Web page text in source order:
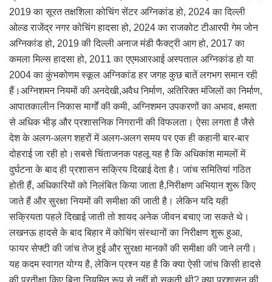
2019 का सूरत तक्षशिला कोचिंग सेंटर अग्निकांड हो, 2024 का दिल्ली
ओल्ड राजेंद्र नगर कोचिंग हादसा हो, 2024 का राजकोट टीआरपी गेम जोन
अग्निकांड हो, 2019 की दिल्ली अनाज मंडी फैक्ट्री आग हो, 2017 का
कमला मिल्स हादसा हो, 2011 का एएमआरआई अस्पताल अग्निकांड हो या
2004 का कुंभकोणम स्कूल अग्निकांड हर जगह कुछ बातें लगभग समान रही
हैं।अग्निशमन नियमों की अनदेखी,अवैध निर्माण, अतिरिक्त मंजिलों का निर्माण,
आपातकालीन निकास मार्गों की कमी, अग्निशमन उपकरणों का अभाव, क्षमता
से अधिक भीड़ और प्रशासनिक निगरानी की विफलता। ऐसा लगता है जैसे
देश के अलग-अलग शहरों में अलग-अलग समय पर एक ही कहानी बार-बार
दोहराई जा रही हो।सबसे चिंताजनक पहलू यह है कि अधिकांश मामलों में
दुर्घटना के बाद ही प्रशासन सक्रिय दिखाई देता है। जांच समितियां गठित
होती हैं, अधिकारियों को निलंबित किया जाता है,निरीक्षण अभियान शुरू किए
जाते हैं और सुरक्षा नियमों की समीक्षा की जाती है। लेकिन यदि यही
सक्रियता पहले दिखाई जाती तो शायद अनेक जीवन बचाए जा सकते थे।
लखनऊ हादसे के बाद बिहार में कोचिंग संस्थानों का निरीक्षण शुरू हुआ,
फायर सेफ्टी की जांच तेज हुई और सुरक्षा मानकों की समीक्षा की जाने लगी।
यह कदम स्वागत योग्य है, लेकिन प्रश्न यह है कि क्या ऐसी जांच किसी हादसे
की प्रतीक्षा किए बिना नियमित रूप से नहीं हो सकती थी? क्या प्रशासन की